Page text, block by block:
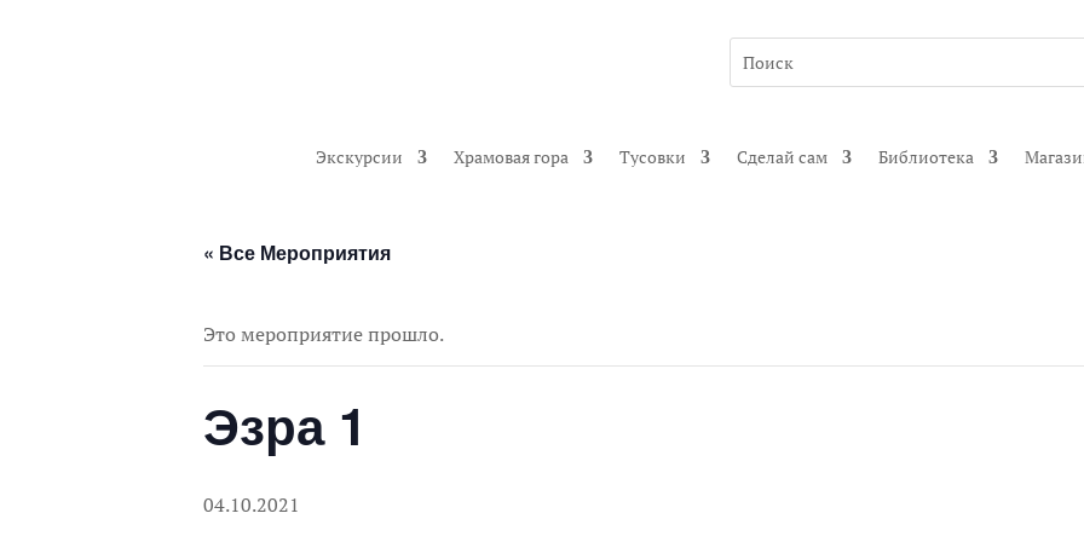
Экскурсии Храмовая гора Тусовки Сделай сам Библиотека
« Все Мероприятия
Это мероприятие прошло.
Эзра 1
04.10.2021